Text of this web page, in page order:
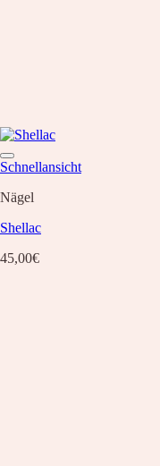
Schnellansicht
Nägel
Shellac
45,00€